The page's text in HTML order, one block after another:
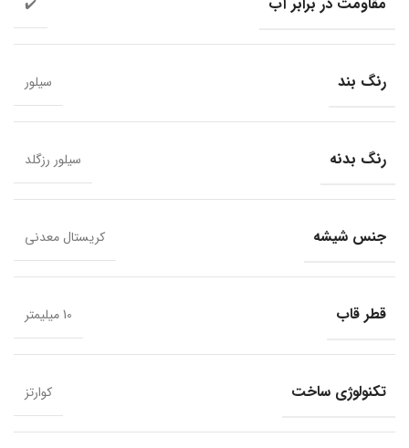
✔️
رنگ بند سیلور
رنگ بدنه سیلور رزگلد
جنس شیشه کریستال معدنی
قطر قاب 10 میلیمتر
تکنولوژی ساخت کوارتز